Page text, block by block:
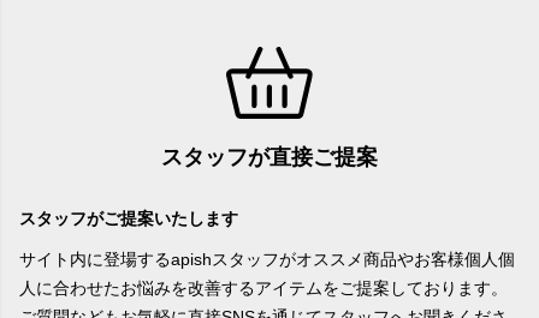
スタッフが直接ご提案
スタッフがご提案いたします
サイト内に登場するapishスタッフがオススメ商品やお客様個人個
人に合わせたお悩みを改善するアイテムをご提案しております。